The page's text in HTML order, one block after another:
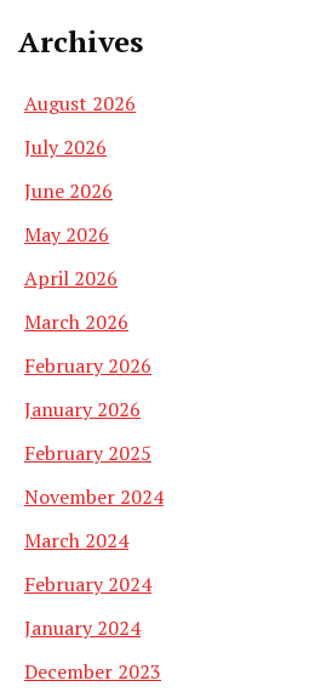
Archives
August 2026
July 2026
June 2026
May 2026
April 2026
March 2026
February 2026
January 2026
February 2025
November 2024
March 2024
February 2024
January 2024
December 2023